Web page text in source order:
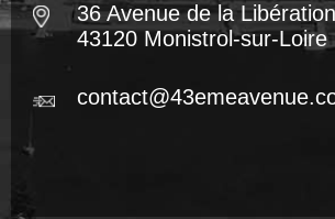
36 Avenue de la Libération
43120 Monistrol-sur-Loire